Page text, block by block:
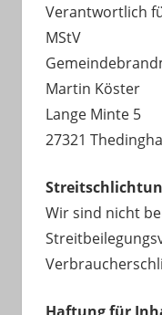
Verantwortlich
MStV
Martin Köster
Lange Minte 5
27321
Wir sind nicht